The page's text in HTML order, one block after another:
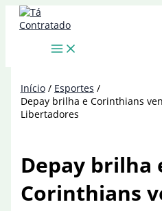
para
Início
Esportes
Depay brilha e Corinthians
Libertadores
Depay brilha
Corinthians